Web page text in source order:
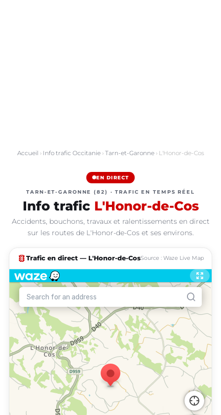
Accueil › Info trafic Occitanie› Tarn-et-Garonne› L'Honor-de-Cos
EN DIRECT
TARN-ET-GARONNE (82) · TRAFIC EN TEMPS RÉEL
Info trafic L'Honor-de-Cos
Accidents, bouchons, travaux et ralentissements en direct
sur les routes de L'Honor-de-Cos et ses environs.
traffic Trafic en direct — L'Honor-de-CosSource : Waze Live Map